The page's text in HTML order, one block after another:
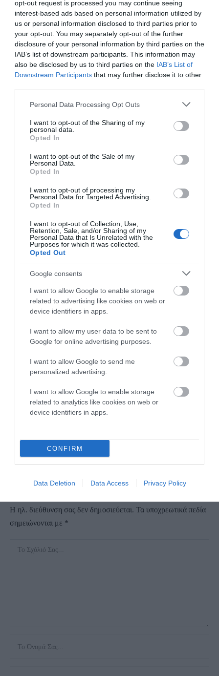
opt-out request is processed you may continue seeing
interest-based ads based on personal information utilized by
us or personal information disclosed to third parties prior to
your opt-out. You may separately opt-out of the further
disclosure of your personal information by third parties on the
IAB’s list of downstream participants. This information may
also be disclosed by us to third parties on the IAB’s List of
Downstream Participants that may further disclose it to other
Please note that this website/app uses one or more Google
not limited to your visit or usage behaviour. You may click to
grant or deny consent to Google and its third-party tags to
use your data for below specified purposes in below Google
consent section.
Personal Data Processing Opt Outs
I want to opt-out of the Sharing of my
personal data.
Opted In
I want to opt-out of the Sale of my
Personal Data.
Opted In
I want to opt-out of processing my
Personal Data for Targeted Advertising.
Opted In
I want to opt-out of Collection, Use,
Retention, Sale, and/or Sharing of my
Personal Data that Is Unrelated with the
Purposes for which it was collected.
Opted Out
Google consents
I want to allow Google to enable storage
related to advertising like cookies on web or
device identifiers in apps.
I want to allow my user data to be sent to
Google for online advertising purposes.
I want to allow Google to send me
personalized advertising.
I want to allow Google to enable storage
related to analytics like cookies on web or
device identifiers in apps.
CONFIRM
Data Deletion Data Access Privacy Policy
Ο/ΗΕπισκεπτης με παιδι
14/08/2021 στις 06:47
και γίνεται πεζόδρομος να περνάνε τα ταξί
μέσα στη μέση ή που παίζουν τα παιδιά. Πολύ
να μην περνάει κανένα αυτοκίνητο .
Ακούει κανείς;
14/08/2021 στις 06:04
Που ακούστηκε σε τουριστικό μέρος όπως
είναι το Μπατσι κατα τις βραδινές ώρες να
περνάνε αυτοκίνητα από την πλατεία;Ένα
βράδυ λοιπόν καθόμουν σε ένα τραπεζάκι στο
πεζοδρόμιο ενός μαγαζιού και περνάει ένα ταξί
ο οποίος πιθανόν κοιτούσε να βρει καμία
κούρσα και πήρε σβάρνα μια καρέκλα από ένα
τραπεζάκι. Παραλίγο να συμβεί ατύχημα. Άσε
περπατησεις και κάποιοι θρασυβουλοι
ταξιτζήδες σε αγριοκοιτουν .Ακούει κανείς από
ΑΠΆΝΤΗΣΗ
Η ηλ. διεύθυνση σας δεν δημοσιεύεται. Τα υποχρεωτικά πεδία
σημειώνονται με *